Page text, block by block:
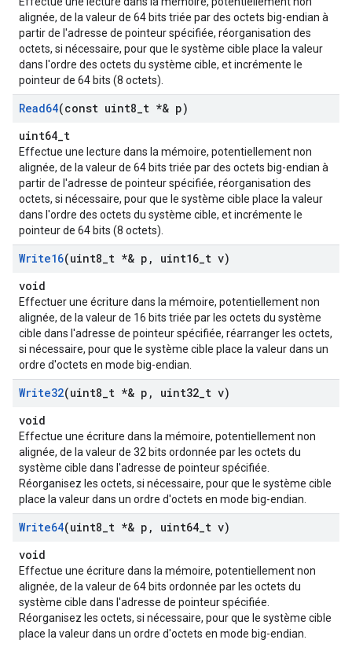
alignée, de la valeur de 64 bits triée par des octets big-endian à
partir de l'adresse de pointeur spécifiée, réorganisation des
octets, si nécessaire, pour que le système cible place la valeur
dans l'ordre des octets du système cible, et incrémente le
pointeur de 64 bits (8 octets).
Read64(const uint8 t *& p)
uint64_t
Effectue une lecture dans la mémoire, potentiellement non
alignée, de la valeur de 64 bits triée par des octets big-endian à
partir de l'adresse de pointeur spécifiée, réorganisation des
octets, si nécessaire, pour que le système cible place la valeur
dans l'ordre des octets du système cible, et incrémente le
pointeur de 64 bits (8 octets).
Write16(uint8 t *& p , uint16 t v)
void
Effectuer une écriture dans la mémoire, potentiellement non
alignée, de la valeur de 16 bits triée par les octets du système
cible dans l'adresse de pointeur spécifiée, réarranger les octets,
si nécessaire, pour que le système cible place la valeur dans un
ordre d'octets en mode big-endian.
Write32(uint8 t *& p , uint32 t v)
void
Effectue une écriture dans la mémoire, potentiellement non
alignée, de la valeur de 32 bits ordonnée par les octets du
système cible dans l'adresse de pointeur spécifiée.
Réorganisez les octets, si nécessaire, pour que le système cible
place la valeur dans un ordre d'octets en mode big-endian.
Write64(uint8 t *& p , uint64 t v)
void
Effectue une écriture dans la mémoire, potentiellement non
alignée, de la valeur de 64 bits ordonnée par les octets du
système cible dans l'adresse de pointeur spécifiée.
Réorganisez les octets, si nécessaire, pour que le système cible
place la valeur dans un ordre d'octets en mode big-endian.